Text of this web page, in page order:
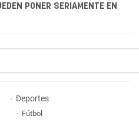
PONER SERIAMENTE EN
Deportes
Fútbol